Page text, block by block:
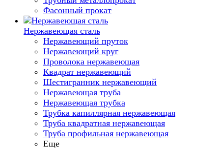
Фасонный прокат
Нержавеющая сталь
Нержавеющий пруток
Нержавеющий круг
Проволока нержавеющая
Квадрат нержавеющий
Шестигранник нержавеющий
Нержавеющая труба
Нержавеющая трубка
Трубка капиллярная нержавеющая
Труба квадратная нержавеющая
Труба профильная нержавеющая
Еще